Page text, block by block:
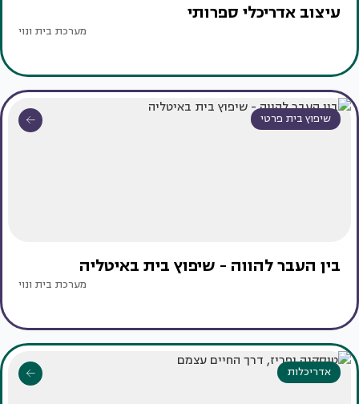
עיצוב אדריכלי ספרותי
מערכת בית ונוי
שיפוץ בית פרטי
בין העבר להווה - שיפוץ בית באיטליה
מערכת בית ונוי
אדריכלות